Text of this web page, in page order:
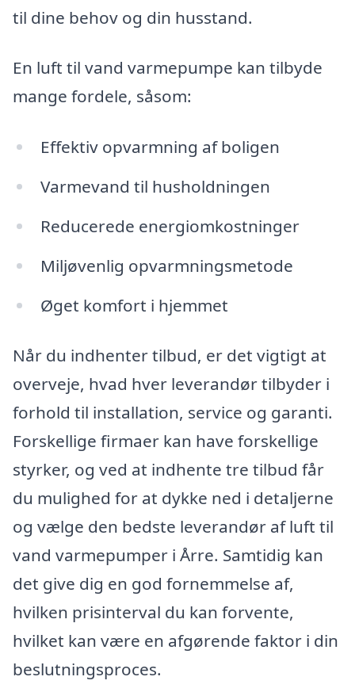
til dine behov og din husstand.
En luft til vand varmepumpe kan tilbyde
mange fordele, såsom:
Effektiv opvarmning af boligen
Varmevand til husholdningen
Reducerede energiomkostninger
Miljøvenlig opvarmningsmetode
Øget komfort i hjemmet
Når du indhenter tilbud, er det vigtigt at
overveje, hvad hver leverandør tilbyder i
forhold til installation, service og garanti.
Forskellige firmaer kan have forskellige
styrker, og ved at indhente tre tilbud får
du mulighed for at dykke ned i detaljerne
og vælge den bedste leverandør af luft til
vand varmepumper i Årre. Samtidig kan
det give dig en god fornemmelse af,
hvilken prisinterval du kan forvente,
hvilket kan være en afgørende faktor i din
beslutningsproces.